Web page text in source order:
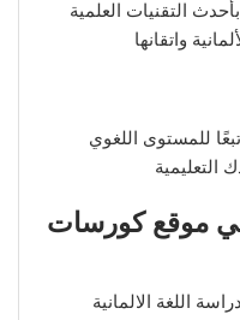
التقنيات العلمية
واتقانها
للمستوى اللغوي
التعليمية
موقع كورسات
اللغة الالمانية